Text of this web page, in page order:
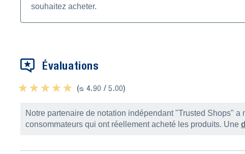
souhaitez acheter.
Évaluations
★ ★ ★ ★ ★
★ ★ ★ ★ ★ (ᴓ 4.90 / 5.00)
Notre partenaire de notation indépendant "Trusted Shops"
consommateurs qui ont réellement acheté les produits. Une